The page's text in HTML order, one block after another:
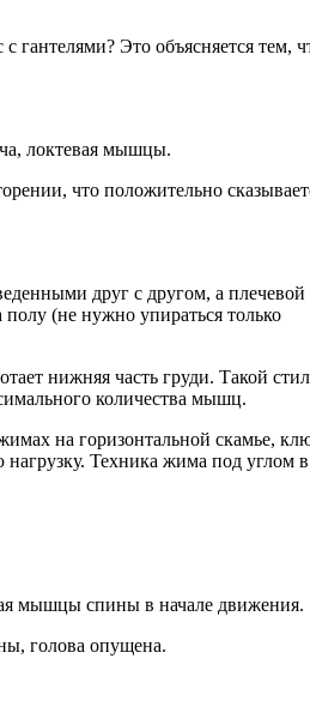
Это объясняется тем,
локтевая мышцы.
что положительно
друг с другом, а плечевой
(не нужно упираться только
нижняя часть груди. Такой
количества мышц.
на горизонтальной скамье,
Техника жима под углом в
мышцы спины в начале движения.
голова опущена.